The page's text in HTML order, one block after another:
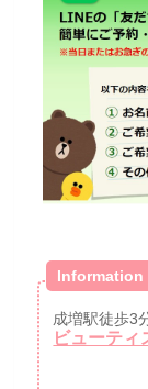
Information
成増駅徒歩3
ビューティ